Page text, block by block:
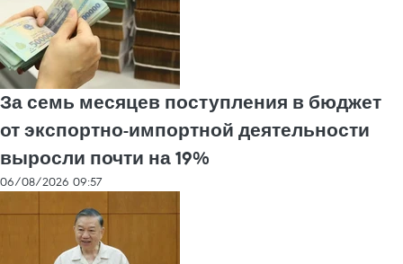
За семь месяцев поступления в бюджет
от экспортно-импортной деятельности
выросли почти на 19%
06/08/2026 09:57